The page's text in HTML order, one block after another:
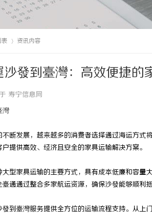
表 资讯内容
沙發到臺灣：高效便捷的
寿宁信息网
灣
不断发展，越来越多的消费者选择通过海运方
提供高效、经济且安全的家具运输解决方案。
型家具运输的主要方式，具有成本低廉和容
通通过整合多家航运资源，确保沙發能够顺利
到臺灣服务提供全方位的运输流程支持。从